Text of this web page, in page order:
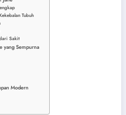
Tubuh
Sakit
yang Sempurna
Modern